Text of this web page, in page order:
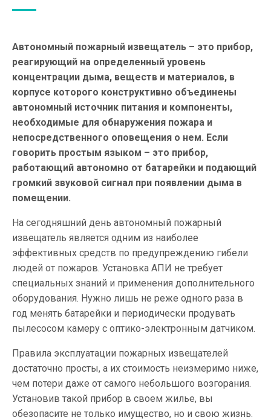
Автономный пожарный извещатель – это прибор,
реагирующий на определенный уровень
концентрации дыма, веществ и материалов, в
корпусе которого конструктивно объединены
автономный источник питания и компоненты,
необходимые для обнаружения пожара и
непосредственного оповещения о нем. Если
говорить простым языком – это прибор,
работающий автономно от батарейки и подающий
громкий звуковой сигнал при появлении дыма в
помещении.
На сегодняшний день автономный пожарный
извещатель является одним из наиболее
эффективных средств по предупреждению гибели
людей от пожаров. Установка АПИ не требует
специальных знаний и применения дополнительного
оборудования. Нужно лишь не реже одного раза в
год менять батарейки и периодически продувать
пылесосом камеру с оптико-электронным датчиком.
Правила эксплуатации пожарных извещателей
достаточно просты, а их стоимость неизмеримо ниже,
чем потери даже от самого небольшого возгорания.
Установив такой прибор в своем жилье, вы
обезопасите не только имущество, но и свою жизнь.